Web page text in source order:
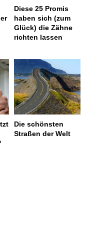
Diese 25 Promis
haben sich (zum
Glück) die Zähne
richten lassen
Die schönsten
Straßen der Welt